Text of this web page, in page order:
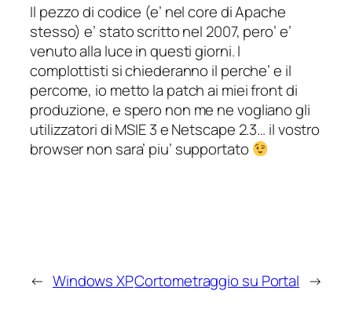
Il pezzo di codice (e’ nel core di Apache
stesso) e’ stato scritto nel 2007, pero’ e’
venuto alla luce in questi giorni. I
complottisti si chiederanno il perche’ e il
percome, io metto la patch ai miei front di
produzione, e spero non me ne vogliano gli
utilizzatori di MSIE 3 e Netscape 2.3… il vostro
browser non sara’ piu’ supportato
← Windows XPCortometraggio su Portal →